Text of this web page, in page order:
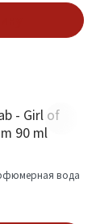
- Girl of
90 ml
вода